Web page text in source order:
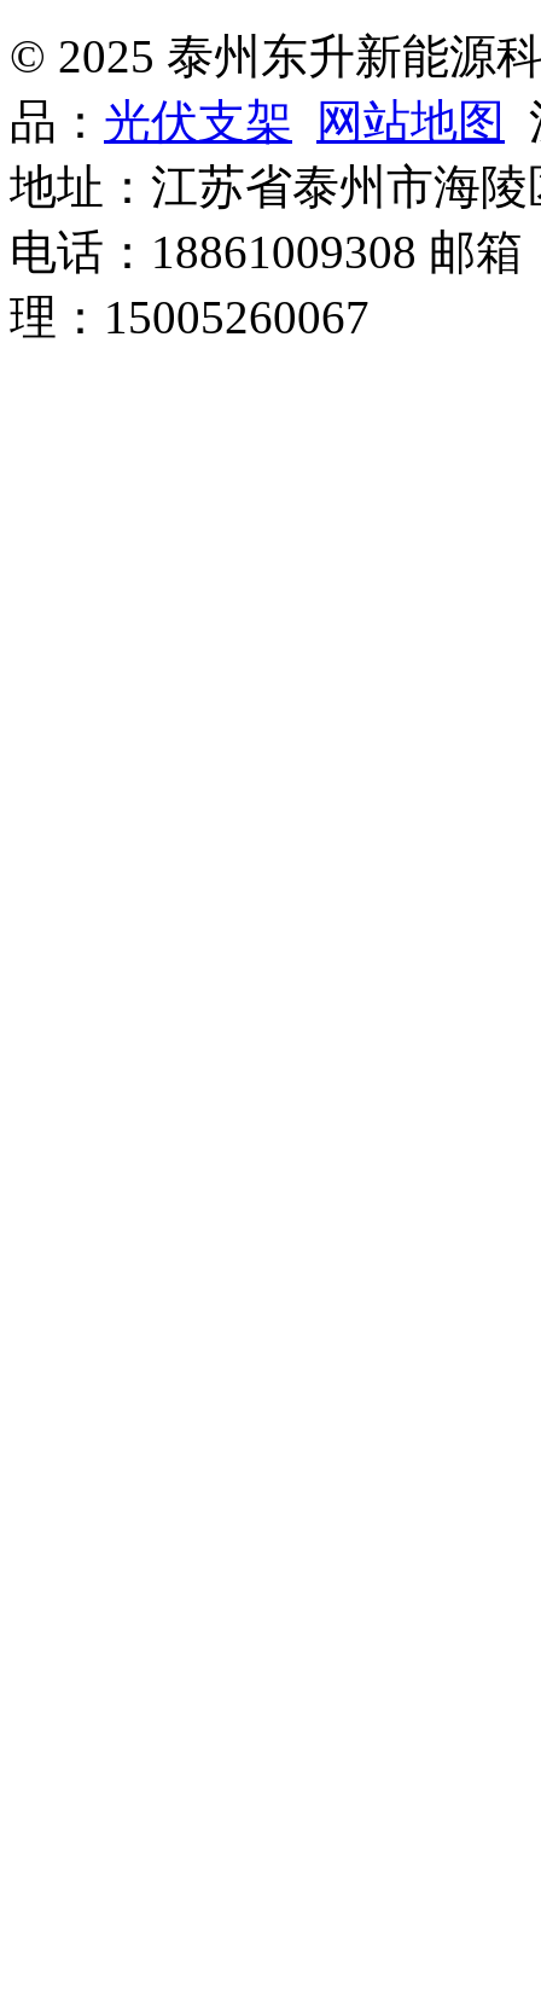
© 2025 泰州东升新能源
品： 光伏支架 网站地图
地址：江苏省泰州市海
电话：18861009308 邮
理：15005260067